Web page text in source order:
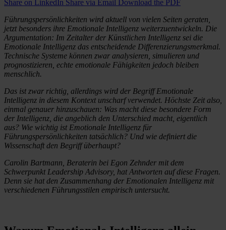
Share on LinkedIn Share via Email
Download the PDF
Führungspersönlichkeiten wird aktuell von vielen Seiten geraten,
jetzt besonders ihre Emotionale Intelligenz weiterzuentwickeln. Die
Argumentation: Im Zeitalter der Künstlichen Intelligenz sei die
Emotionale Intelligenz das entscheidende Differenzierungsmerkmal.
Technische Systeme können zwar analysieren, simulieren und
prognostizieren, echte emotionale Fähigkeiten jedoch bleiben
menschlich.
Das ist zwar richtig, allerdings wird der Begriff Emotionale
Intelligenz in diesem Kontext unscharf verwendet. Höchste Zeit also,
einmal genauer hinzuschauen: Was macht diese besondere Form
der Intelligenz, die angeblich den Unterschied macht, eigentlich
aus? Wie wichtig ist Emotionale Intelligenz für
Führungspersönlichkeiten tatsächlich? Und wie definiert die
Wissenschaft den Begriff überhaupt?
Carolin Bartmann, Beraterin bei Egon Zehnder mit dem
Schwerpunkt Leadership Advisory, hat Antworten auf diese Fragen.
Denn sie hat den Zusammenhang der Emotionalen Intelligenz mit
verschiedenen Führungsstilen empirisch untersucht.